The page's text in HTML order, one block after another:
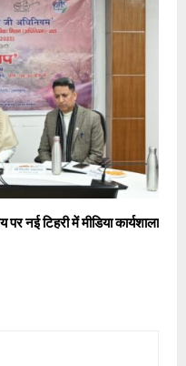
नई टिहरी में मीडिया कार्यशाला